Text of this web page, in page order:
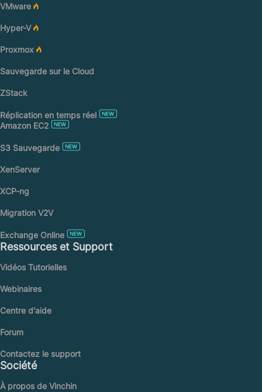
VMware
Hyper-V
Proxmox
Sauvegarde sur le Cloud
ZStack
Réplication en temps réel
Amazon EC2
S3 Sauvegarde
XenServer
XCP-ng
Migration V2V
Exchange Online
Ressources et Support
Vidéos Tutorielles
Webinaires
Centre d'aide
Forum
Contactez le support
Société
À propos de Vinchin